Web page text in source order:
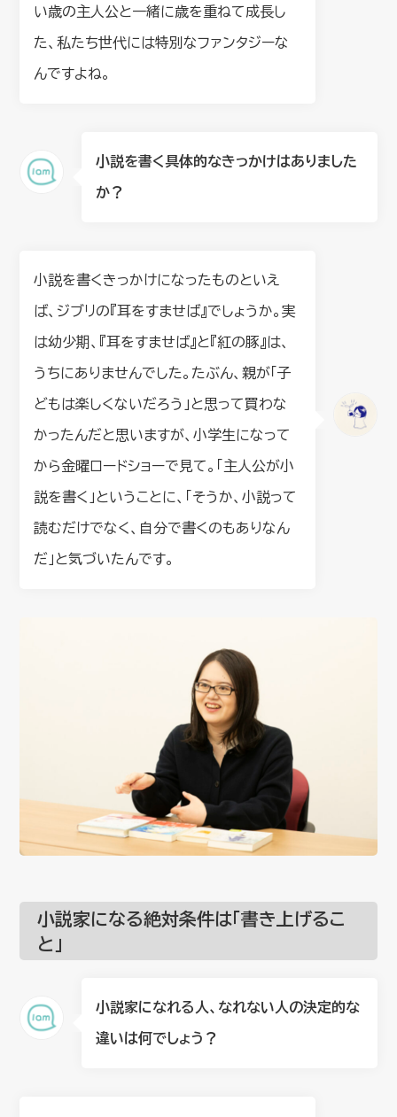
い歳の主人公と一緒に歳を重ねて成長し
た、私たち世代には特別なファンタジーな
んですよね。
小説を書く具体的なきっかけはありました
か？
小説を書くきっかけになったものといえ
ば、ジブリの『耳をすませば』でしょうか。実
は幼少期、『耳をすませば』と『紅の豚』は、
うちにありませんでした。たぶん、親が「子
どもは楽しくないだろう」と思って買わな
かったんだと思いますが、小学生になって
から金曜ロードショーで見て。「主人公が小
説を書く」ということに、「そうか、小説って
読むだけでなく、自分で書くのもありなん
だ」と気づいたんです。
小説家になる絶対条件は「書き上げるこ
と」
小説家になれる人、なれない人の決定的な
違いは何でしょう？